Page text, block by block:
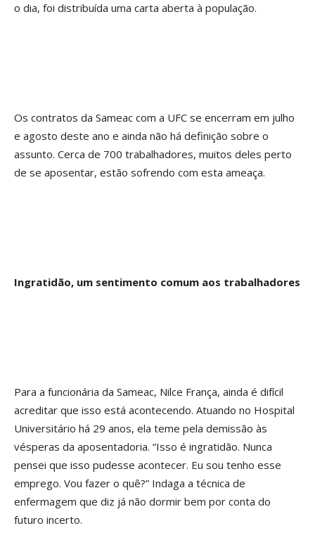
o dia, foi distribuída uma carta aberta à população.
Os contratos da Sameac com a UFC se encerram em julho
e agosto deste ano e ainda não há definição sobre o
assunto. Cerca de 700 trabalhadores, muitos deles perto
de se aposentar, estão sofrendo com esta ameaça.
Ingratidão, um sentimento comum aos trabalhadores
Para a funcionária da Sameac, Nilce França, ainda é difícil
acreditar que isso está acontecendo. Atuando no Hospital
Universitário há 29 anos, ela teme pela demissão às
vésperas da aposentadoria. “Isso é ingratidão. Nunca
pensei que isso pudesse acontecer. Eu sou tenho esse
emprego. Vou fazer o quê?” Indaga a técnica de
enfermagem que diz já não dormir bem por conta do
futuro incerto.